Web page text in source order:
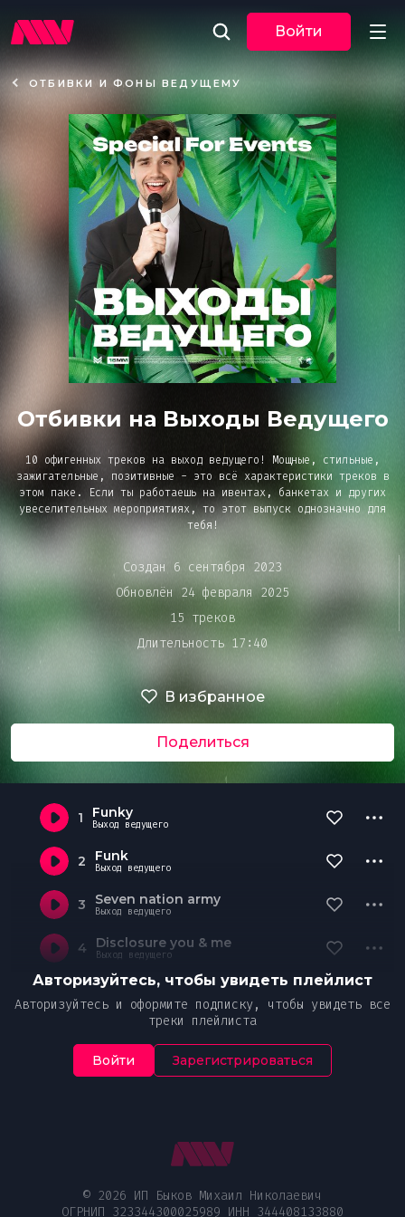
Новости
Музыка
По трекам
По жанрам
Плейлисты
Event
Bar&Club
Mainstage
Чарты
DJ BATTLE
Войти
ОТБИВКИ И ФОНЫ ВЕДУЩЕМУ
Отбивки на Выходы Ведущего
10 офигенных треков на выход ведущего! Мощные, стильные,
зажигательные, позитивные - это всё характеристики треков в
этом паке. Если ты работаешь на ивентах, банкетах и других
увеселительных мероприятиях, то этот выпуск однозначно для
тебя!
Создан 6 сентября 2023
Обновлён 24 февраля 2025
15 треков
Длительность 17:40
В избранное
Поделиться
1 Funky
Выход ведущего
2 Funk
Выход ведущего
3 Seven nation army
Выход ведущего
4 Disclosure you & me
Выход ведущего
Авторизуйтесь, чтобы увидеть плейлист
Авторизуйтесь и оформите подписку, чтобы увидеть все
треки плейлиста
Войти Зарегистрироваться
Очередь
воспроизведения
© 2026 ИП Быков Михаил Николаевич
ОГРНИП 323344300025989 ИНН 344408133880